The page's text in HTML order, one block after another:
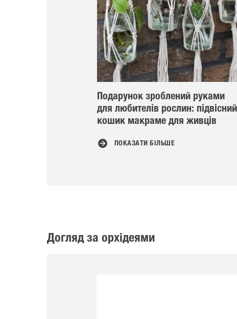
Подарунок зроблений руками
для любителів рослин: підвісний
кошик макраме для живців
ПОКАЗАТИ БІЛЬШЕ
Догляд за орхідеями